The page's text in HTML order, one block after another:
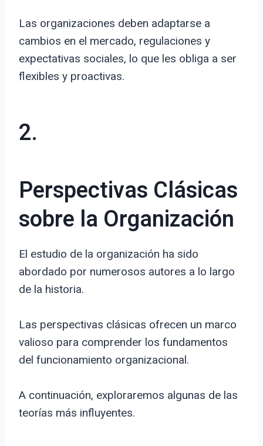
Las organizaciones deben adaptarse a
cambios en el mercado, regulaciones y
expectativas sociales, lo que les obliga a ser
flexibles y proactivas.
2.
Perspectivas Clásicas
sobre la Organización
El estudio de la organización ha sido
abordado por numerosos autores a lo largo
de la historia.
Las perspectivas clásicas ofrecen un marco
valioso para comprender los fundamentos
del funcionamiento organizacional.
A continuación, exploraremos algunas de las
teorías más influyentes.